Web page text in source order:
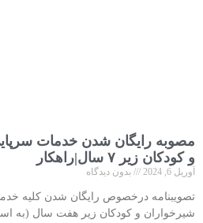
مصوبه رایگان شدن خدمات
و کودکان زیر ۷ سال|راهکار
آوریل 6, 2024 بدون دیدگاه
تصویبنامه درخصوص رایگان شدن کلیه
شیرخواران و کودکان زیر هفت سال (به